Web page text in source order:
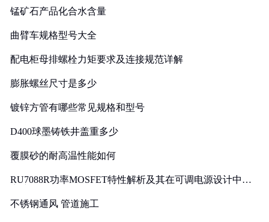
锰矿石产品化合水含量
曲臂车规格型号大全
配电柜母排螺栓力矩要求及连接规范详解
膨胀螺丝尺寸是多少
镀锌方管有哪些常见规格和型号
D400球墨铸铁井盖重多少
覆膜砂的耐高温性能如何
RU7088R功率MOSFET特性解析及其在可调电源设计中的
不锈钢通风 管道施工